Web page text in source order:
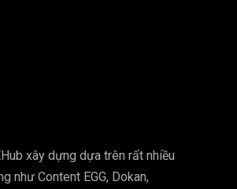
xây dựng dựa trên rất nhiều
như Content EGG, Dokan,